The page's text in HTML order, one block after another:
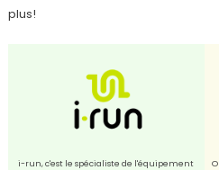
plus!
i-run, c'est le spécialiste de l'équipement